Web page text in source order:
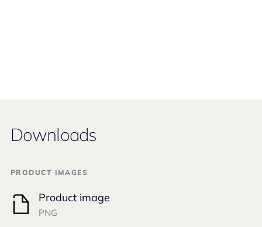
Downloads
PRODUCT IMAGES
Product image
PNG